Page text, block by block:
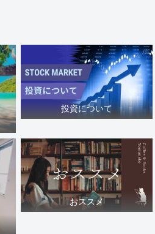
投資について
おススメ